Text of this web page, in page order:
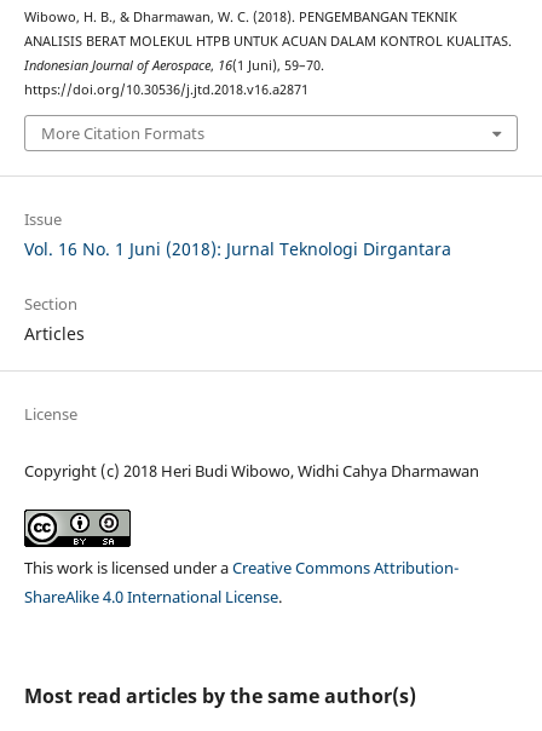
Wibowo, H. B., & Dharmawan, W. C. (2018). PENGEMBANGAN TEKNIK
ANALISIS BERAT MOLEKUL HTPB UNTUK ACUAN DALAM KONTROL KUALITAS.
Indonesian Journal of Aerospace, 16(1 Juni), 59–70.
https://doi.org/10.30536/j.jtd.2018.v16.a2871
More Citation Formats
Issue
Vol. 16 No. 1 Juni (2018): Jurnal Teknologi Dirgantara
Section
Articles
License
Copyright (c) 2018 Heri Budi Wibowo, Widhi Cahya Dharmawan
This work is licensed under aCreative Commons Attribution-
ShareAlike 4.0 International License.
Most read articles by the same author(s)